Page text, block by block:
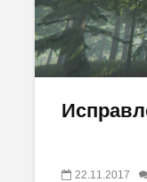
22.11.2017